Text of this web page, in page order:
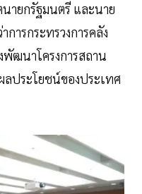
ายกรัฐมนตรี และนาย
ารกระทรวงการคลัง
พัฒนาโครงการสถาน
ประโยชน์ของประเทศ